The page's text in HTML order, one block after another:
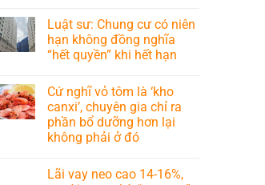
Luật sư: Chung cư có niên
hạn không đồng nghĩa
“hết quyền” khi hết hạn
Cứ nghĩ vỏ tôm là ‘kho
canxi’, chuyên gia chỉ ra
phần bổ dưỡng hơn lại
không phải ở đó
Lãi vay neo cao 14-16%,